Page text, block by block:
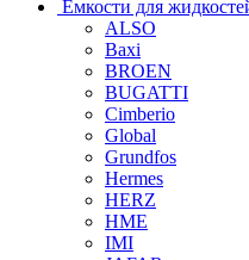
Емкости для
ALSO
Baxi
BROEN
BUGATTI
Cimberio
Global
Grundfos
Hermes
HERZ
HME
IMI